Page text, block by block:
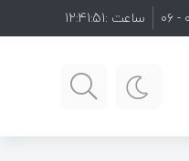
ساعت :12:41:53